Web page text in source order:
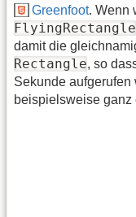
Greenfoot. Wenn
FlyingRectangle
damit die
Rectangle, so
Sekunde
beispielsweise ganz